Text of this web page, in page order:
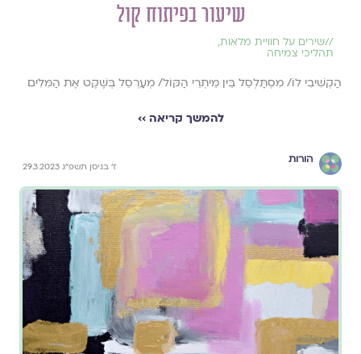
שיעור בפיתוח קול
//שירים על חוויית מלאות,
תהליכי צמיחה
הַקְשִׁיבִי לוֹ/ מִסְתַּלְסֵל בֵּין מֵיתְרֵי הַקּוֹל/ מְעַרְסֵל בְּשֶׁקֶט אֶת הַמִּלִּים
להמשך קריאה ››
הורות
ז׳ בניסן תשפ״ג 29.3.2023